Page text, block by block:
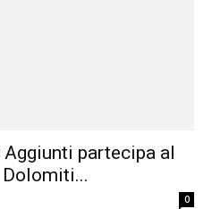
partecipa al
0